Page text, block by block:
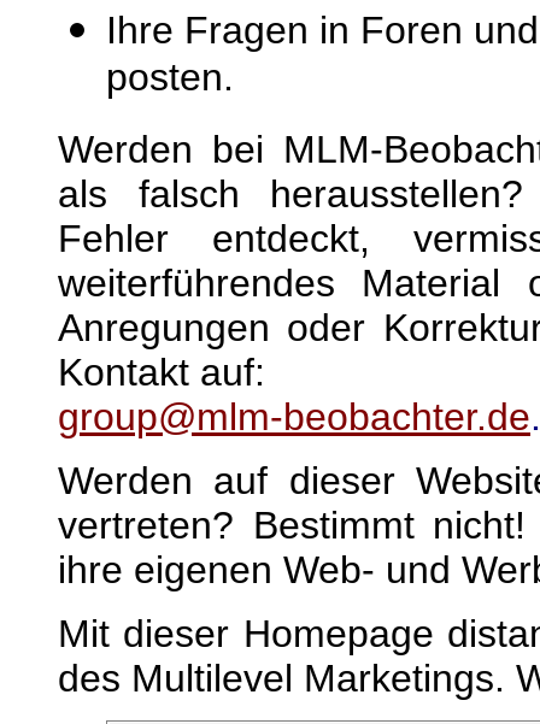
Ihre Fragen in Foren
posten.
Werden bei MLM-
als falsch
Fehler entdeckt,
weiterführendes
Anregungen oder
Kontakt auf:
group@mlm-beobachter.de.
Werden auf dieser
vertreten? Bestimmt
ihre eigenen Web- und
Mit dieser Homepage
des Multilevel Marketings.